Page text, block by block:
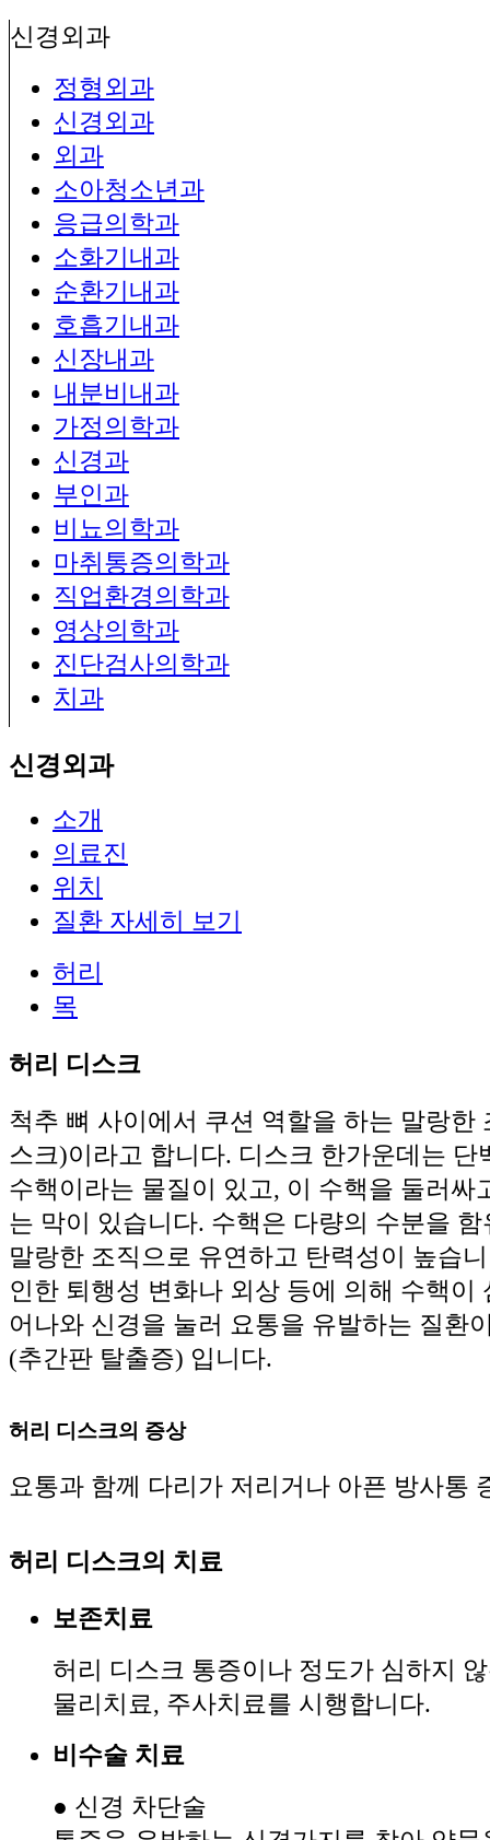
신경외과
정형외과
신경외과
외과
소아청소년과
응급의학과
소화기내과
순환기내과
호흡기내과
신장내과
내분비내과
가정의학과
신경과
부인과
비뇨의학과
마취통증의학과
직업환경의학과
영상의학과
진단검사의학과
치과
신경외과
소개
의료진
위치
질환 자세히 보기
허리
목
허리 디스크
척추 뼈 사이에서 쿠션 역할을 하는 말랑한
스크)이라고 합니다. 디스크 한가운데는 단
수핵이라는 물질이 있고, 이 수핵을 둘러싸
는 막이 있습니다. 수핵은 다량의 수분을
말랑한 조직으로 유연하고 탄력성이 높습
인한 퇴행성 변화나 외상 등에 의해 수핵이
어나와 신경을 눌러 요통을 유발하는 질환
(추간판 탈출증) 입니다.
허리 디스크의 증상
요통과 함께 다리가 저리거나 아픈 방사통
허리 디스크의 치료
보존치료
허리 디스크 통증이나 정도가 심하지
물리치료, 주사치료를 시행합니다.
비수술 치료
● 신경 차단술